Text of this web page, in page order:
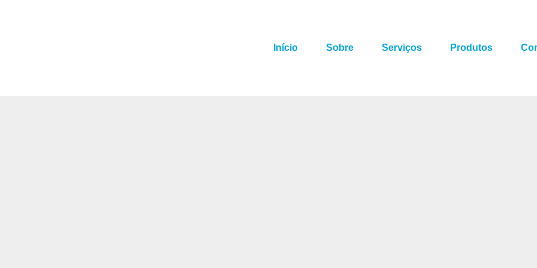
Início Sobre Serviços Produtos